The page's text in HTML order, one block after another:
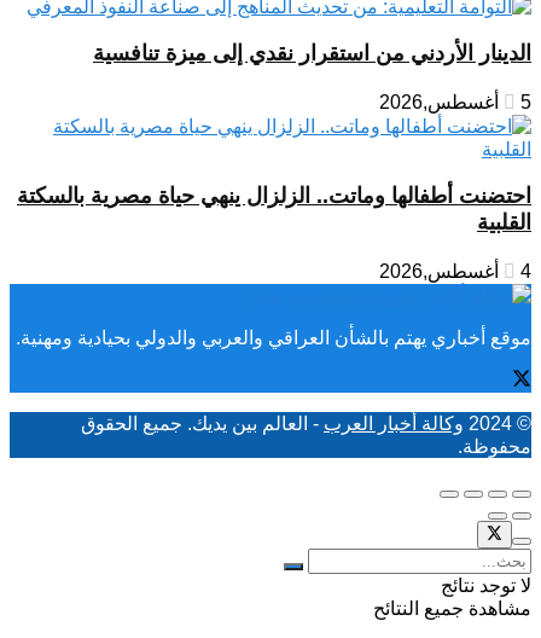
الدينار الأردني من استقرار نقدي إلى ميزة تنافسية
5 أغسطس,2026
احتضنت أطفالها وماتت.. الزلزال ينهي حياة مصرية بالسكتة
القلبية
4 أغسطس,2026
موقع أخباري يهتم بالشأن العراقي والعربي والدولي بحيادية ومهنية.
© 2024 وكالة أخبار العرب - العالم بين يديك. جميع الحقوق
محفوظة.
لا توجد نتائج
مشاهدة جميع النتائح